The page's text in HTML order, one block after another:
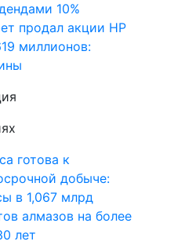
10%
продал акции HP
миллионов:
готова к
добыче:
в 1,067 млрд
алмазов на более
лет